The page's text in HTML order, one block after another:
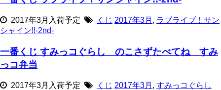
くじ 2017年3月 , ラブライブ！サン
シャイン!!‐2nd‐
一番くじ すみっコぐらし のこさずたべてね すみ
っコ弁当
くじ 2017年3月 , すみっコぐらし